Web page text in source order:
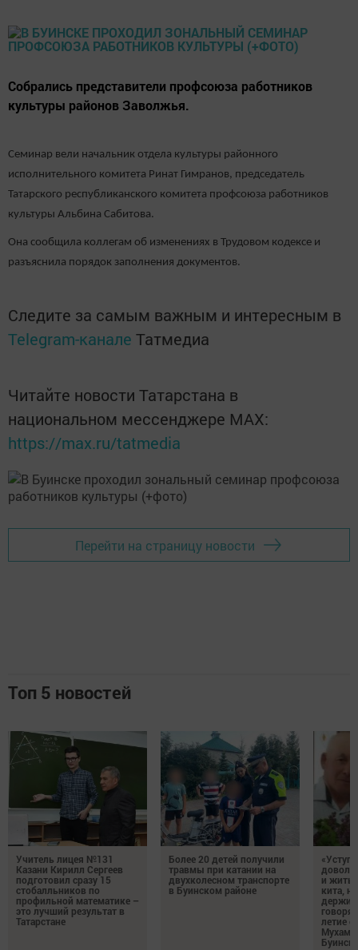
Собрались представители профсоюза работников
культуры районов Заволжья.
Семинар вели начальник отдела культуры районного
исполнительного комитета Ринат Гимранов, председатель
Татарского республиканского комитета профсоюза работников
культуры Альбина Сабитова.
Она сообщила коллегам об изменениях в Трудовом кодексе и
разъяснила порядок заполнения документов.
Следите за самым важным и интересным в
Telegram-канале Татмедиа
Читайте новости Татарстана в
национальном мессенджере MАХ:
https://max.ru/tatmedia
Перейти на страницу новости
Топ 5 новостей
Учитель лицея №131
Казани Кирилл Сергеев
подготовил сразу 15
стобалльников по
профильной математике –
это лучший результат в
Татарстане
Более 20 детей получили
травмы при катании на
двухколесном транспорте
в Буинском районе
и жить
кита,
летие
Буинска